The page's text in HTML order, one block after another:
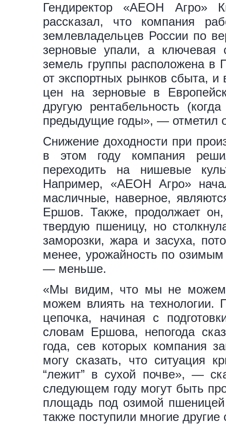
Гендиректор «АЕОН Агро»
рассказал, что компания
землевладельцев России по
зерновые упали, а ключевая
земель группы расположена в
от экспортных рынков сбыта, и
цен на зерновые в
другую рентабельность
предыдущие годы», — отметил
Снижение доходности при
в этом году компания
переходить на нишевые
Например, «АЕОН Агро»
масличные, наверное,
Ершов. Также, продолжает
твердую пшеницу, но
заморозки, жара и засуха,
менее, урожайность по
— меньше.
«Мы видим, что мы не можем
можем влиять на технологии.
цепочка, начиная с
словам Ершова, непогода
года, сев которых компания
могу сказать, что ситуация
“лежит” в сухой почве», —
следующем году могут быть
площадь под озимой
также поступили многие другие